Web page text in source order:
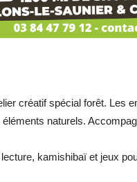
créatif spécial forêt. Les
naturels.
lecture, kamishibaï et jeux